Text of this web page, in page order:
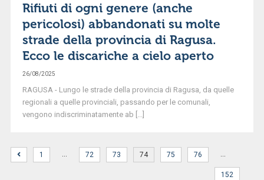
Rifiuti di ogni genere (anche
pericolosi) abbandonati su molte
strade della provincia di Ragusa.
Ecco le discariche a cielo aperto
26/08/2025
RAGUSA - Lungo le strade della provincia di Ragusa, da quelle
regionali a quelle provinciali, passando per le comunali,
vengono indiscriminatamente ab [...]
1 … 72 73 74 75 76 …
152